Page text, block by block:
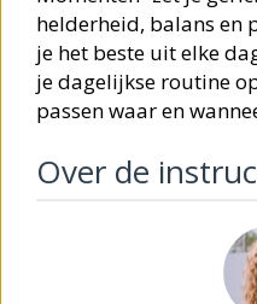
helderheid, balans en
je het beste uit elke
je dagelijkse routine
passen waar en
Over de